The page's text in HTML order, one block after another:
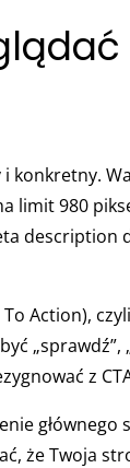
konkretny.
limit 980
description
Action),
„sprawdź”,
z
że Twoja